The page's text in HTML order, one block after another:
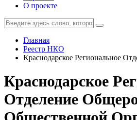
О проекте
Главная
Реестр НКО
Краснодарское Региональное
Краснодарское
Отделение